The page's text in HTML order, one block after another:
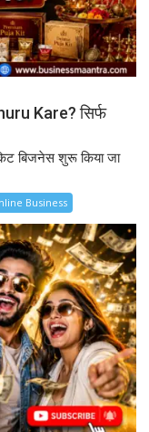
Kare? सिर्फ
बिजनेस शुरू किया जा
Business